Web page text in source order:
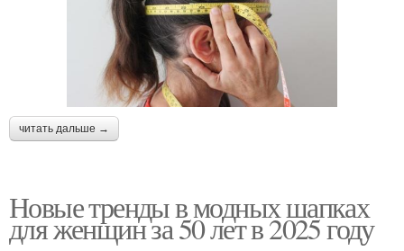
читать дальше →
Новые тренды в модных шапках
для женщин за 50 лет в 2025 году